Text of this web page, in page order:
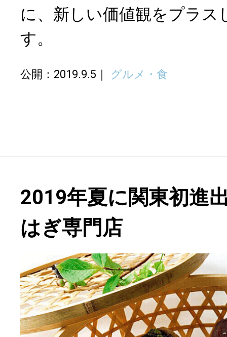
に、新しい価値観をプラス
す。
公開：2019.9.5 グルメ・食
2019年夏に関東初進
はぎ専門店